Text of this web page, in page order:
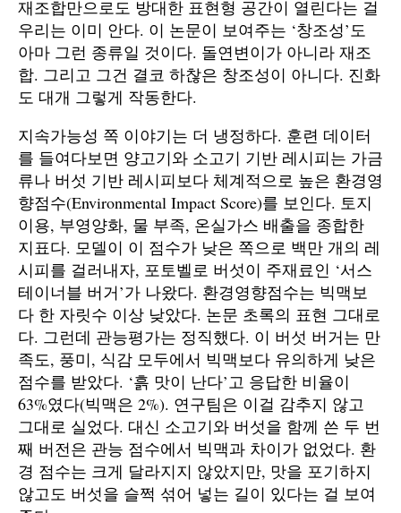
재조합만으로도 방대한 표현형 공간이 열린다는 걸
우리는 이미 안다. 이 논문이 보여주는 ‘창조성’도
아마 그런 종류일 것이다. 돌연변이가 아니라 재조
합. 그리고 그건 결코 하찮은 창조성이 아니다. 진화
도 대개 그렇게 작동한다.
지속가능성 쪽 이야기는 더 냉정하다. 훈련 데이터
를 들여다보면 양고기와 소고기 기반 레시피는 가금
류나 버섯 기반 레시피보다 체계적으로 높은 환경영
향점수(Environmental Impact Score)를 보인다. 토지
이용, 부영양화, 물 부족, 온실가스 배출을 종합한
지표다. 모델이 이 점수가 낮은 쪽으로 백만 개의 레
시피를 걸러내자, 포토벨로 버섯이 주재료인 ‘서스
테이너블 버거’가 나왔다. 환경영향점수는 빅맥보
다 한 자릿수 이상 낮았다. 논문 초록의 표현 그대로
다. 그런데 관능평가는 정직했다. 이 버섯 버거는 만
족도, 풍미, 식감 모두에서 빅맥보다 유의하게 낮은
점수를 받았다. ‘흙 맛이 난다’고 응답한 비율이
63%였다(빅맥은 2%). 연구팀은 이걸 감추지 않고
그대로 실었다. 대신 소고기와 버섯을 함께 쓴 두 번
째 버전은 관능 점수에서 빅맥과 차이가 없었다. 환
경 점수는 크게 달라지지 않았지만, 맛을 포기하지
않고도 버섯을 슬쩍 섞어 넣는 길이 있다는 걸 보여